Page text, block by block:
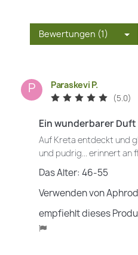
Bewertungen (1)
P Paraskevi P.
(5.0)
Ein wunderbarer Duft
Auf Kreta entdeckt und
und pudrig... erinnert an
Das Alter: 46-55
Verwenden von
empfiehlt dieses